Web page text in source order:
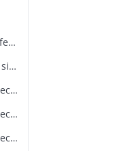
Vue de Brisach et de sa région, montrant le système défensif de la place forte avec têtes de pont sur les nombreuses îsles du Rhin (6/9/1638)
Vieux-Brisach : vue sur la ville et sur le Rhin, début XXe siècle
Brisach : carte particulière du canal de Neuf-Brisach avec ses environs (fin XVIIe siècle)
Brisach : carte particulière du canal de Neuf-Brisach avec ses environs (fin XVIIe siècle)
Brisach : carte particulière du canal de Neuf-Brisach avec ses environs (fin XVIIe siècle)